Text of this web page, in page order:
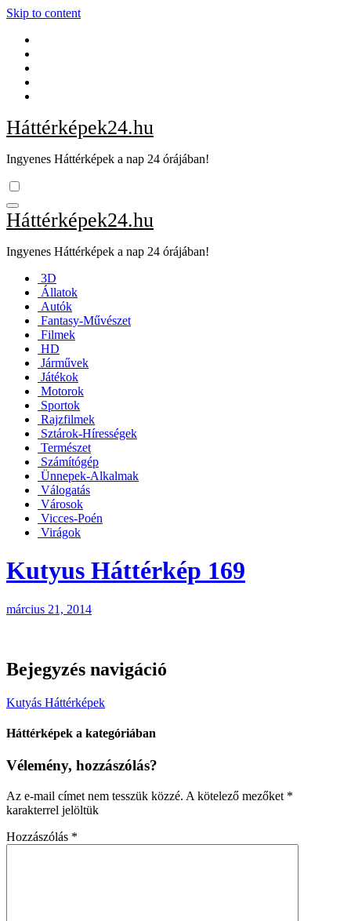
Skip to content
Háttérképek24.hu
Ingyenes Háttérképek a nap 24 órájában!
Háttérképek24.hu
Ingyenes Háttérképek a nap 24 órájában!
3D
Állatok
Autók
Fantasy-Művészet
Filmek
HD
Járművek
Játékok
Motorok
Sportok
Rajzfilmek
Sztárok-Hírességek
Természet
Számítógép
Ünnepek-Alkalmak
Válogatás
Városok
Vicces-Poén
Virágok
Kutyus Háttérkép 169
március 21, 2014
Bejegyzés navigáció
Kutyás Háttérképek
Háttérképek a kategóriában
Vélemény, hozzászólás?
Az e-mail címet nem tesszük közzé. A kötelező mezőket *
karakterrel jelöltük
Hozzászólás *